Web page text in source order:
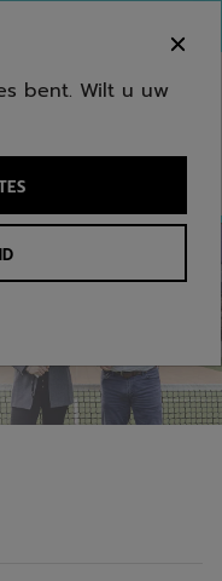
invoeren
met de Rafa
bent. Wilt u uw